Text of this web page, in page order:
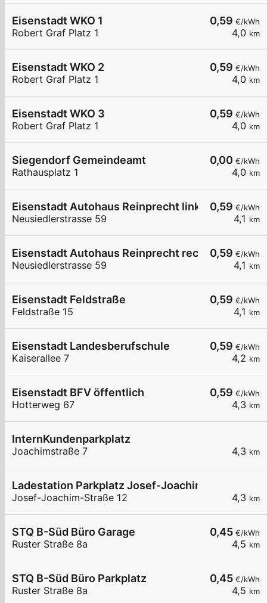
0,59 €/kWh
4,0 km
Eisenstadt WKO 1
Robert Graf Platz 1
0,59 €/kWh
4,0 km
Eisenstadt WKO 2
Robert Graf Platz 1
0,59 €/kWh
4,0 km
Eisenstadt WKO 3
Robert Graf Platz 1
0,00 €/kWh
4,0 km
Siegendorf Gemeindeamt
Rathausplatz 1
0,59 €/kWh
4,1 km
Eisenstadt Autohaus Reinprecht links
Neusiedlerstrasse 59
0,59 €/kWh
4,1 km
Eisenstadt Autohaus Reinprecht rechts
Neusiedlerstrasse 59
0,59 €/kWh
4,1 km
Eisenstadt Feldstraße
Feldstraße 15
0,59 €/kWh
4,2 km
Eisenstadt Landesberufschule
Kaiserallee 7
0,59 €/kWh
4,3 km
Eisenstadt BFV öffentlich
Hotterweg 67
4,3 km
InternKundenparkplatz
Joachimstraße 7
4,3 km
Ladestation Parkplatz Josef-Joachim-Straße
Josef-Joachim-Straße 12
0,45 €/kWh
4,5 km
STQ B-Süd Büro Garage
Ruster Straße 8a
0,45 €/kWh
4,5 km
STQ B-Süd Büro Parkplatz
Ruster Straße 8a